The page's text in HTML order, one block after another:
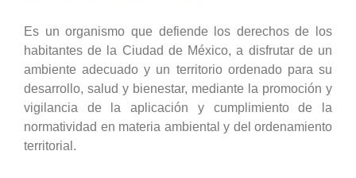
Es un organismo que defiende los derechos de los
habitantes de la Ciudad de México, a disfrutar de un
ambiente adecuado y un territorio ordenado para su
desarrollo, salud y bienestar, mediante la promoción y
vigilancia de la aplicación y cumplimiento de la
normatividad en materia ambiental y del ordenamiento
territorial.